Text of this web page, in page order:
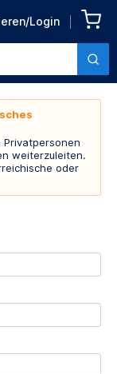
Login
weiterzuleiten.
oder